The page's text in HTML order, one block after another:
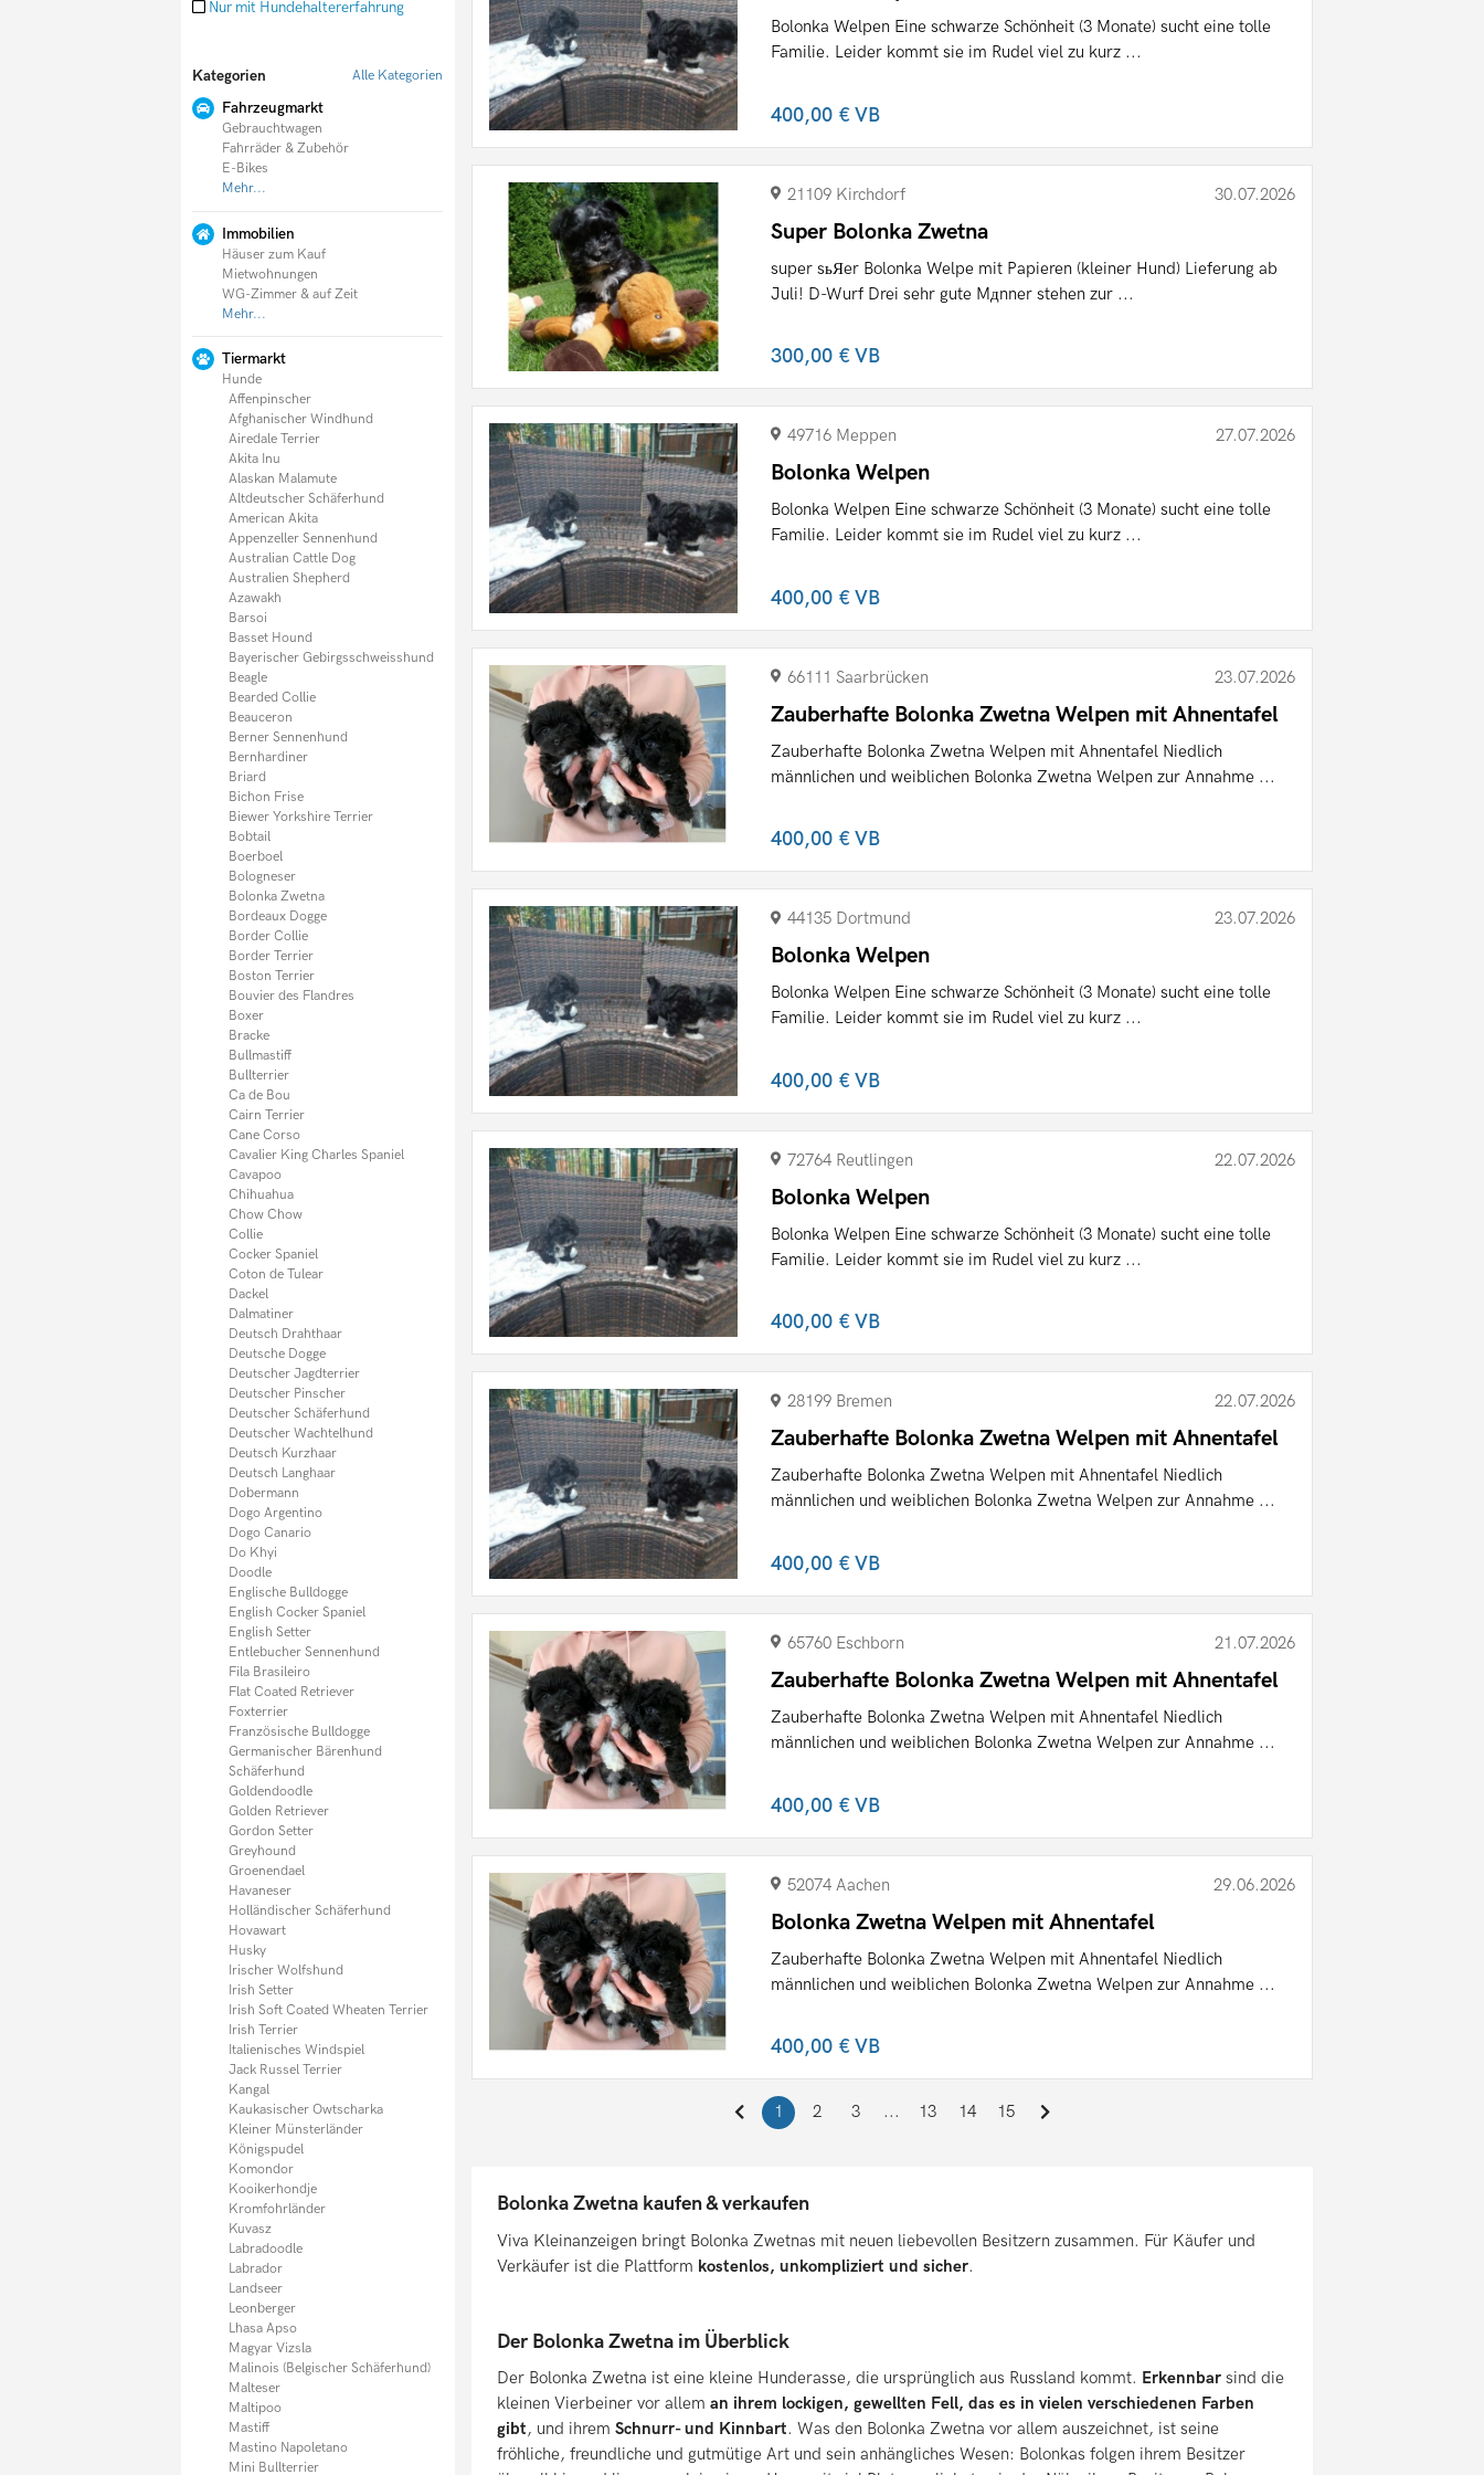
Doodle
English Setter
Entlebucher Sennenhund
Fila Brasileiro
Flat Coated Retriever
Foxterrier
Französische Bulldogge
Germanischer Bärenhund
Goldendoodle
Golden Retriever
Gordon Setter
Greyhound
Groenendael
Holländischer Schäferhund
Hovawart
Irischer Wolfshund
Irish Setter
Irish Soft Coated Wheaten Terrier
Irish Terrier
Italienisches Windspiel
Jack Russel Terrier
Kangal
Kaukasischer Owtscharka
Kleiner Münsterländer
Königspudel
Komondor
Kooikerhondje
Kromfohrländer
Kuvasz
Labradoodle
Labrador
Landseer
Leonberger
Lhasa Apso
Magyar Vizsla
Malinois (Belgischer Schäferhund)
Malteser
Maltipoo
Mastiff
Mastino Napoletano
Mini Bullterrier
Mittelschnauzer
Mischlingshunde
Münsterländer
Neufundländer
Norfolk Terrier
Old English Bulldog
Papillon
Pekinese
Pitbull
Podenco
Pomsky
Portugiesischer Wasserhund
Prager Rattler
Presa Canario
Pudelpointer
Puggle
Rhodesian Ridgeback
Riesenschnauzer
Rottweiler
Russkiy Toy
Samojede
Sarplaninac
Schweizer Sennenhund
Scottish Terrier
Shar Pei
Sheltie
Shiba Inu
Shih Tzu
Springer Spaniel
Tervueren
Thai Ridgeback
Tibet Spaniel
Tibet Terrier
Toy Pudel
Weimaraner
Weisser Schäferhund
Welsh Terrier
West Highland Terrier
Whippet
Yorkshire Terrier
Zwergpinscher
Zwergpudel
Zwergspitz
Zwergschnauzer
Sonstige Hunde
Hundefutter
Welpen
Nur mit Hundehaltererfahrung
Kategorien Alle Kategorien
Fahrzeugmarkt
Gebrauchtwagen
Fahrräder & Zubehör
E-Bikes
Mehr...
Immobilien
Häuser zum Kauf
Mietwohnungen
WG-Zimmer & auf Zeit
Mehr...
Tiermarkt
Hunde
Affenpinscher
Afghanischer Windhund
Airedale Terrier
Akita Inu
Alaskan Malamute
Altdeutscher Schäferhund
American Akita
Appenzeller Sennenhund
Australian Cattle Dog
Australien Shepherd
Azawakh
Barsoi
Basset Hound
Bayerischer Gebirgsschweisshund
Beagle
Bearded Collie
Beauceron
Berner Sennenhund
Bernhardiner
Briard
Bichon Frise
Biewer Yorkshire Terrier
Bobtail
Boerboel
Bologneser
Bolonka Zwetna
Bordeaux Dogge
Border Collie
Border Terrier
Boston Terrier
Bouvier des Flandres
Boxer
Bracke
Bullmastiff
Bullterrier
Ca de Bou
Cairn Terrier
Cane Corso
Cavalier King Charles Spaniel
Cavapoo
Chihuahua
Chow Chow
Collie
Cocker Spaniel
Coton de Tulear
Dackel
Dalmatiner
Deutsch Drahthaar
Deutsche Dogge
Deutscher Jagdterrier
Deutscher Pinscher
Deutscher Schäferhund
Deutscher Wachtelhund
Deutsch Kurzhaar
Deutsch Langhaar
Dobermann
Dogo Argentino
Dogo Canario
Do Khyi
Doodle
Englische Bulldogge
English Cocker Spaniel
English Setter
Entlebucher Sennenhund
Fila Brasileiro
Flat Coated Retriever
Foxterrier
Französische Bulldogge
Germanischer Bärenhund
Schäferhund
Goldendoodle
Golden Retriever
Gordon Setter
Greyhound
Groenendael
Havaneser
Holländischer Schäferhund
Hovawart
Husky
Irischer Wolfshund
Irish Setter
Irish Soft Coated Wheaten Terrier
Irish Terrier
Italienisches Windspiel
Jack Russel Terrier
Kangal
Kaukasischer Owtscharka
Kleiner Münsterländer
Königspudel
Komondor
Kooikerhondje
Kromfohrländer
Kuvasz
Labradoodle
Labrador
Landseer
Leonberger
Lhasa Apso
Magyar Vizsla
Malinois (Belgischer Schäferhund)
Malteser
Maltipoo
Mastiff
Mastino Napoletano
Mini Bullterrier
Bolonka Welpen Eine schwarze Schönheit (3 Monate) sucht eine tolle
Familie. Leider kommt sie im Rudel viel zu kurz ...
400,00 €VB
21109 Kirchdorf 30.07.2026
Super Bolonka Zwetna
super sьЯer Bolonka Welpe mit Papieren (kleiner Hund) Lieferung ab
Juli! D-Wurf Drei sehr gute Mдnner stehen zur ...
300,00 €VB
49716 Meppen 27.07.2026
Bolonka Welpen
Bolonka Welpen Eine schwarze Schönheit (3 Monate) sucht eine tolle
Familie. Leider kommt sie im Rudel viel zu kurz ...
400,00 €VB
66111 Saarbrücken 23.07.2026
Zauberhafte Bolonka Zwetna Welpen mit Ahnentafel
Zauberhafte Bolonka Zwetna Welpen mit Ahnentafel Niedlich
männlichen und weiblichen Bolonka Zwetna Welpen zur Annahme ...
400,00 €VB
44135 Dortmund 23.07.2026
Bolonka Welpen
Bolonka Welpen Eine schwarze Schönheit (3 Monate) sucht eine tolle
Familie. Leider kommt sie im Rudel viel zu kurz ...
400,00 €VB
72764 Reutlingen 22.07.2026
Bolonka Welpen
Bolonka Welpen Eine schwarze Schönheit (3 Monate) sucht eine tolle
Familie. Leider kommt sie im Rudel viel zu kurz ...
400,00 €VB
28199 Bremen 22.07.2026
Zauberhafte Bolonka Zwetna Welpen mit Ahnentafel
Zauberhafte Bolonka Zwetna Welpen mit Ahnentafel Niedlich
männlichen und weiblichen Bolonka Zwetna Welpen zur Annahme ...
400,00 €VB
65760 Eschborn 21.07.2026
Zauberhafte Bolonka Zwetna Welpen mit Ahnentafel
Zauberhafte Bolonka Zwetna Welpen mit Ahnentafel Niedlich
männlichen und weiblichen Bolonka Zwetna Welpen zur Annahme ...
400,00 €VB
52074 Aachen 29.06.2026
Bolonka Zwetna Welpen mit Ahnentafel
Zauberhafte Bolonka Zwetna Welpen mit Ahnentafel Niedlich
männlichen und weiblichen Bolonka Zwetna Welpen zur Annahme ...
400,00 €VB
1 2 3 ... 13 14 15
Bolonka Zwetna kaufen & verkaufen
Viva Kleinanzeigen bringt Bolonka Zwetnas mit neuen liebevollen Besitzern zusammen. Für Käufer und
Verkäufer ist die Plattform kostenlos, unkompliziert und sicher.
Der Bolonka Zwetna im Überblick
Der Bolonka Zwetna ist eine kleine Hunderasse, die ursprünglich aus Russland kommt. Erkennbarsind die
kleinen Vierbeiner vor allem an ihrem lockigen, gewellten Fell, das es in vielen verschiedenen Farben
gibt, und ihrem Schnurr- und Kinnbart. Was den Bolonka Zwetna vor allem auszeichnet, ist seine
fröhliche, freundliche und gutmütige Art und sein anhängliches Wesen: Bolonkas folgen ihrem Besitzer